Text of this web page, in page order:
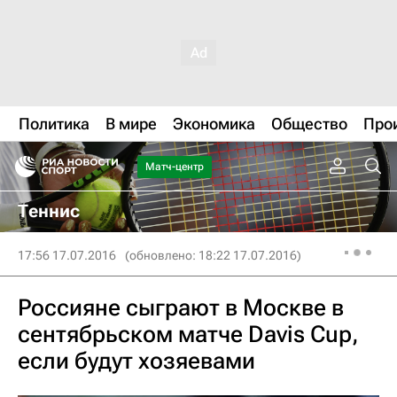
Политика В мире Экономика Общество
Матч-центр
Теннис
17:56 17.07.2016 (обновлено: 18:22 17.07.2016)
Россияне сыграют в Москве в
сентябрьском матче Davis Cup,
если будут хозяевами